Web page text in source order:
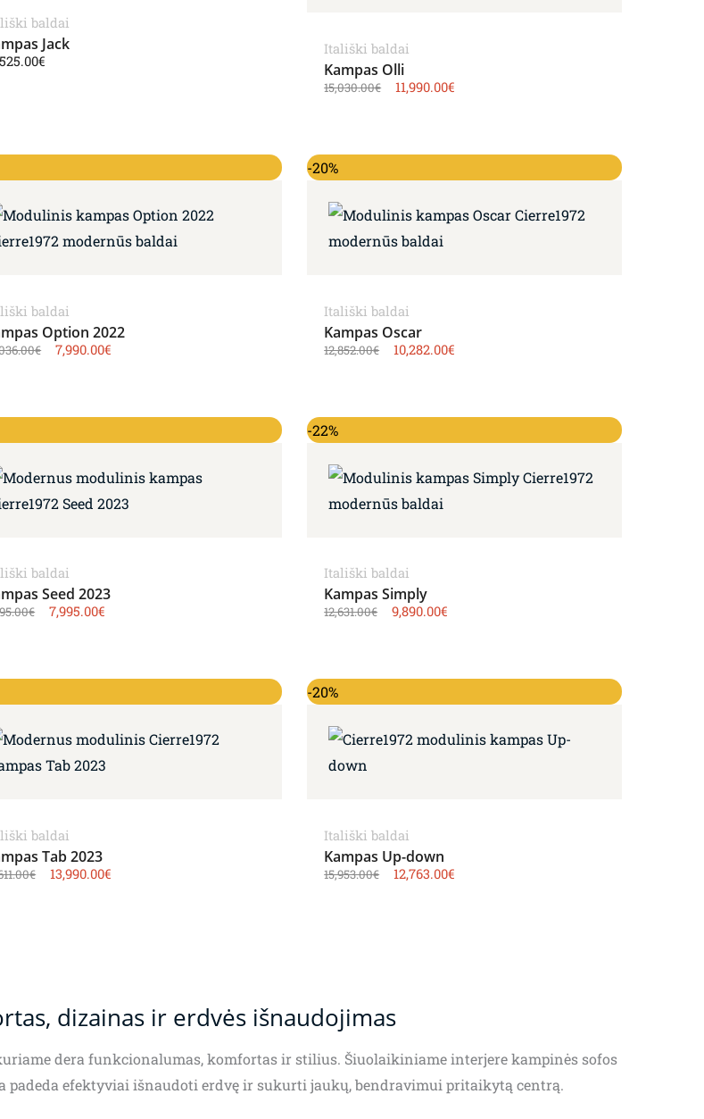
baldai
Jack
€
Itališki baldai
Kampas Olli
15,030.00€ 11,990.00€
baldai
Option 2022
€ 7,990.00€
Current price is: 7,990.00€. -20%
Itališki baldai
Kampas Oscar
12,852.00€ 10,282.00€
Current price is: 10,282.00€.
baldai
Seed 2023
€ 7,995.00€
-22%
Itališki baldai
Kampas Simply
12,631.00€ 9,890.00€
Current price is: 9,890.00€.
baldai
Tab 2023
€ 13,990.00€
Current price is: 13,990.00€. -20%
Itališki baldai
Kampas Up-down
15,953.00€ 12,763.00€
Current price is: 12,763.00€.
dizainas ir erdvės išnaudojimas
dera funkcionalumas, komfortas ir stilius. Šiuolaikiniame interjere kampinės sofos
padeda efektyviai išnaudoti erdvę ir sukurti jaukų, bendravimui pritaikytą centrą.